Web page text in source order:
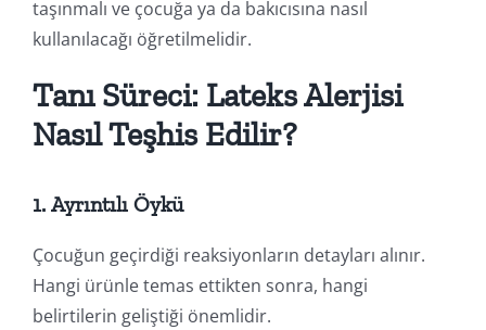
taşınmalı ve çocuğa ya da bakıcısına nasıl
kullanılacağı öğretilmelidir.
Tanı Süreci: Lateks Alerjisi
Nasıl Teşhis Edilir?
1. Ayrıntılı Öykü
Çocuğun geçirdiği reaksiyonların detayları alınır.
Hangi ürünle temas ettikten sonra, hangi
belirtilerin geliştiği önemlidir.